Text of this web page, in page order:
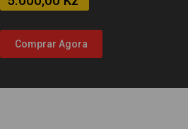
Comprar Agora